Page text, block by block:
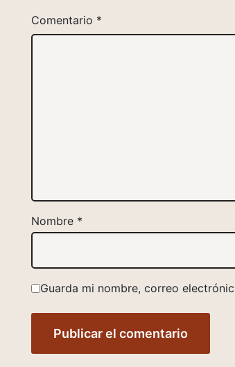
Comentario *
Nombre *
Guarda mi nombre, correo